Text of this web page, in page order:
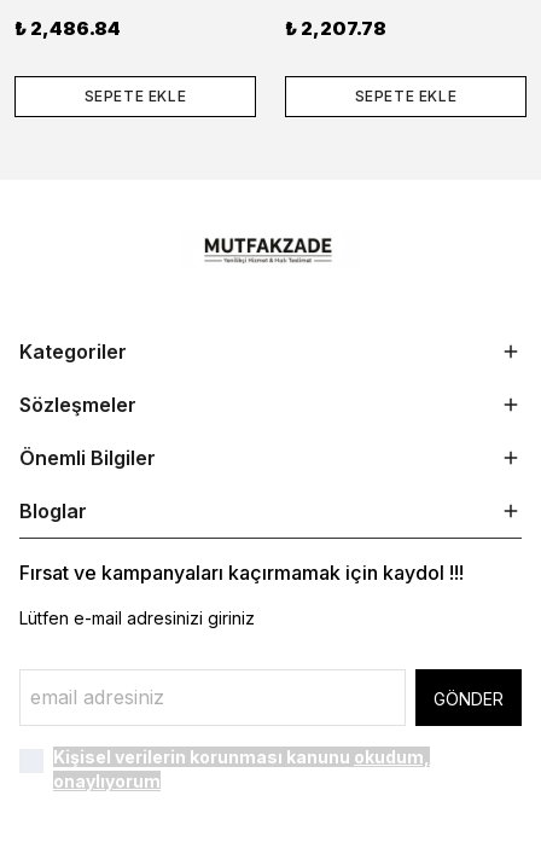
₺ 2,486.84
SEPETE EKLE
₺ 2,207.78
SEPETE EKLE
Kategoriler
Sözleşmeler
Önemli Bilgiler
Bloglar
Fırsat ve kampanyaları kaçırmamak için kaydol !!!
Lütfen e-mail adresinizi giriniz
GÖNDER
Kişisel verilerin korunması kanunu okudum,
onaylıyorum